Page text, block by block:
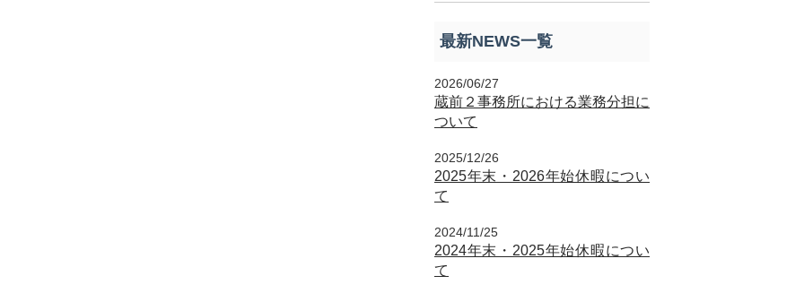
最新NEWS一覧
2026/06/27
蔵前２事務所における業務分担に
ついて
2025/12/26
2025年末・2026年始休暇につい
て
2024/11/25
2024年末・2025年始休暇につい
て